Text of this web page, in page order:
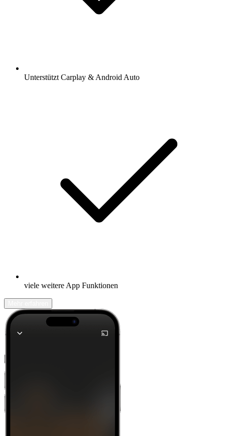
Unterstützt Carplay & Android Auto
viele weitere App Funktionen